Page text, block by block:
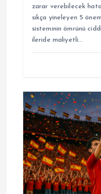
zarar verebilecek
sıkça yineleyen 5
sisteminin ömrünü
ileride maliyetli…